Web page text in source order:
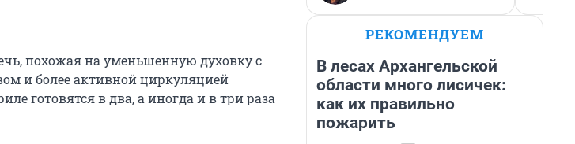
похожая на уменьшенную духовку с
и более активной циркуляцией
готовятся в два, а иногда и в три раза
РЕКОМЕНДУЕМ
В лесах Архангельской
области много лисичек:
как их правильно
пожарить